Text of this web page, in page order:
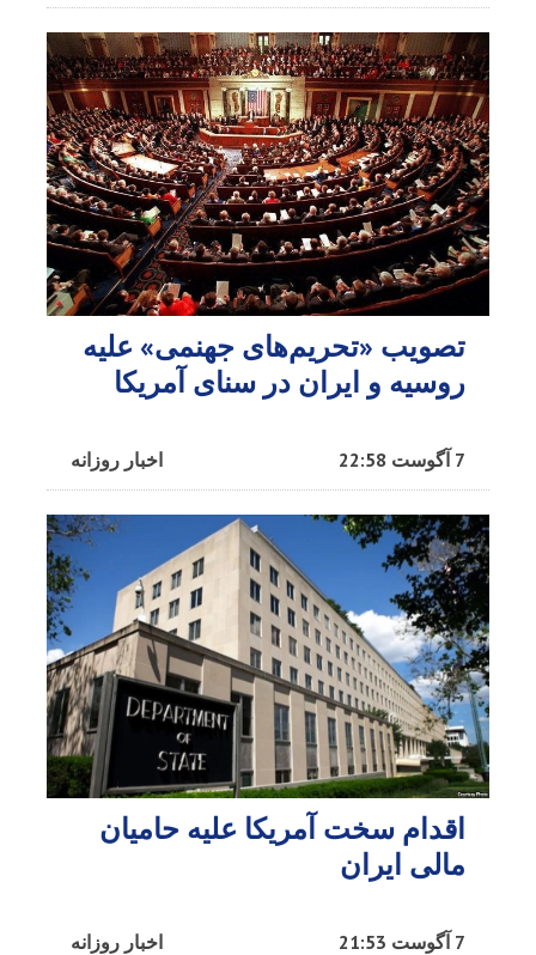
تصویب «تحریم‌های جهنمی» علیه
روسیه و ایران در سنای آمریکا
اخبار روزانه 7 آگوست 22:58
اقدام سخت آمریکا علیه حامیان
مالی ایران
اخبار روزانه 7 آگوست 21:53